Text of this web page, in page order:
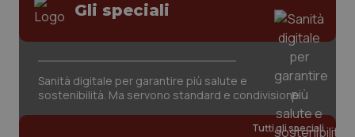
Gli speciali
Sanità digitale per garantire più salute e
sostenibilità. Ma servono standard e condivisione
Tutti gli speciali